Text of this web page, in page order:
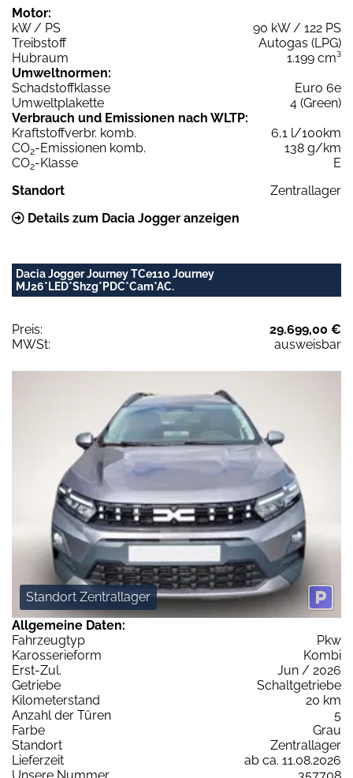
Motor:
kW / PS
90 kW / 122 PS
Treibstoff
Autogas (LPG)
Hubraum
1.199 cm³
Umweltnormen:
Schadstoffklasse
Euro 6e
Umweltplakette
4 (Green)
Verbrauch und Emissionen nach WLTP:
Kraftstoffverbr. komb.
6,1 l/100km
CO2-Emissionen komb.
138 g/km
CO2-Klasse
E
Standort
Zentrallager
Details zum Dacia Jogger anzeigen
Dacia Jogger Journey TCe110 Journey
MJ26*LED*Shzg*PDC*Cam*AC.
Preis:
29.699,00 €
MWSt:
ausweisbar
Standort Zentrallager
Allgemeine Daten:
Fahrzeugtyp
Pkw
Karosserieform
Kombi
Erst-Zul.
Jun / 2026
Getriebe
Schaltgetriebe
Kilometerstand
20 km
Anzahl der Türen
5
Farbe
Grau
Standort
Zentrallager
Lieferzeit
ab ca. 11.08.2026